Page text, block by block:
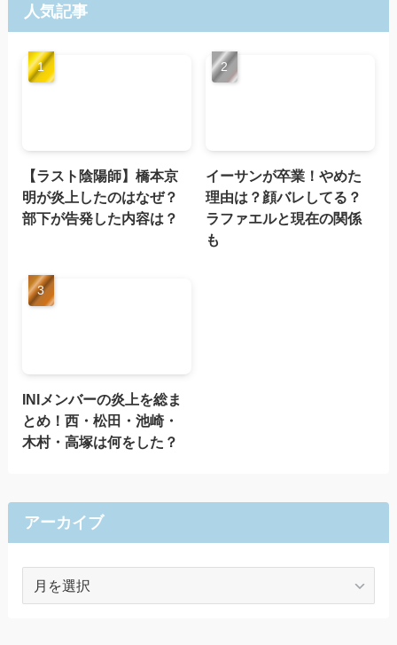
ー
人気記事
【ラスト陰陽師】橋本京
明が炎上したのはなぜ？
部下が告発した内容は？
イーサンが卒業！やめた
理由は？顔バレしてる？
ラファエルと現在の関係
も
INIメンバーの炎上を総ま
とめ！西・松田・池崎・
木村・高塚は何をした？
アーカイブ